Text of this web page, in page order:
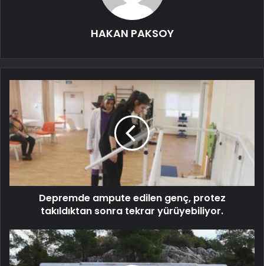
HAKAN PAKSOY
Depremde ampute edilen genç, protez
takıldıktan sonra tekrar yürüyebiliyor.